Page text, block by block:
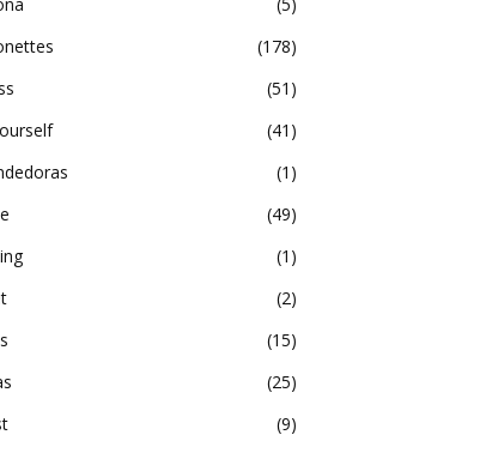
178
51
41
1
49
1
2
15
25
9